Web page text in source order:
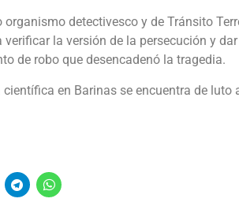
organismo detectivesco y de Tránsito
verificar la versión de la persecución y
de robo que desencadenó la tragedia.
en Barinas se encuentra de